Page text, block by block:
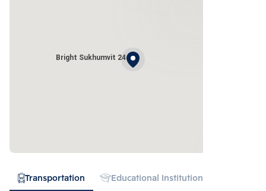
Bright Sukhumvit 24
Transportation Educational Institution